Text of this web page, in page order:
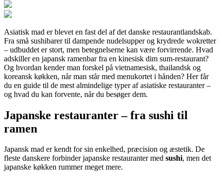
Asiatisk mad er blevet en fast del af det danske restaurantlandskab.
Fra små sushibarer til dampende nudelsupper og krydrede wokretter
– udbuddet er stort, men betegnelserne kan være forvirrende. Hvad
adskiller en japansk ramenbar fra en kinesisk dim sum-restaurant?
Og hvordan kender man forskel på vietnamesisk, thailandsk og
koreansk køkken, når man står med menukortet i hånden? Her får
du en guide til de mest almindelige typer af asiatiske restauranter –
og hvad du kan forvente, når du besøger dem.
Japanske restauranter – fra sushi til
ramen
Japansk mad er kendt for sin enkelhed, præcision og æstetik. De
fleste danskere forbinder japanske restauranter med sushi, men det
japanske køkken rummer meget mere.